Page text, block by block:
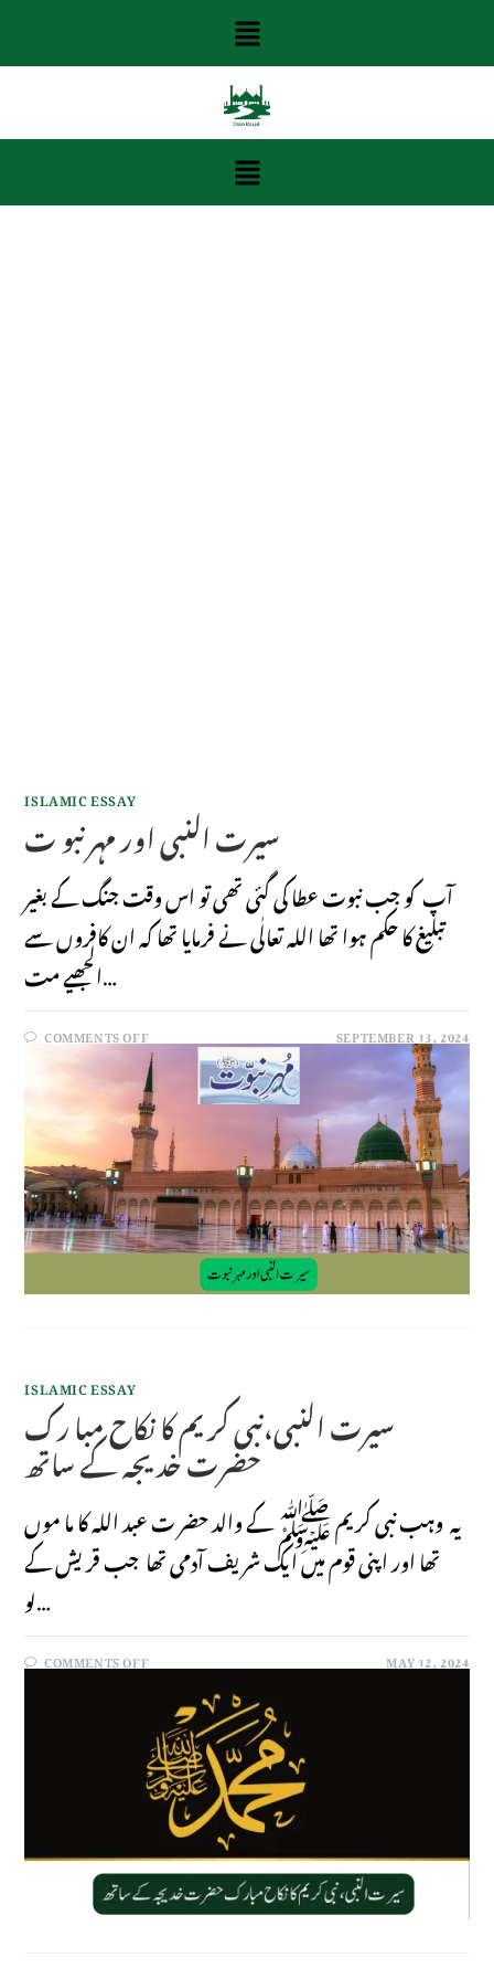
ISLAMIC ESSAY
سیرت النبی اور مہر نبو ت
آپ کو جب نبوت عطا کی گئی تھی تو اس وقت جنگ کے بغیر
تبلیغ کا حکم ہوا تھا اللہ تعالٰی نے فرمایا تھا کہ ان کافروں سے
الجھیے مت…
COMMENTS OFF SEPTEMBER 13, 2024
ISLAMIC ESSAY
سیرت النبی،نبی کر یم کا نکاح مبا رک
حضرت خد یجہ کے ساتھ
یہ وہب نبی کر یم ﷺ کے والد حضر ت عبد اللہ کا ما موں
تھا اور اپنی قوم میں ایک شر یف آدمی تھا جب قر یش کے
لو…
COMMENTS OFF MAY 12, 2024